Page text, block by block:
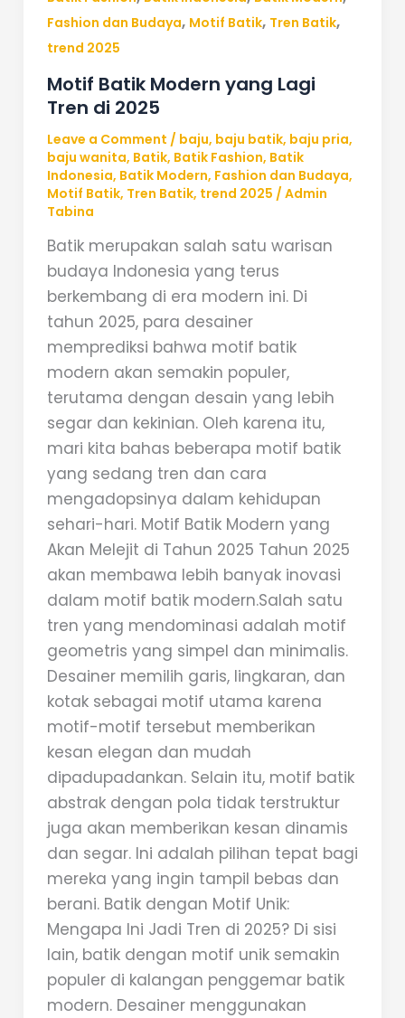
Fashion dan Budaya, Motif Batik, Tren Batik,
trend 2025
Motif Batik Modern yang Lagi
Tren di 2025
Leave a Comment / baju, baju batik, baju pria,
baju wanita, Batik, Batik Fashion, Batik
Indonesia, Batik Modern, Fashion dan Budaya,
Motif Batik, Tren Batik, trend 2025 /Admin
Tabina
Batik merupakan salah satu warisan
budaya Indonesia yang terus
berkembang di era modern ini. Di
tahun 2025, para desainer
memprediksi bahwa motif batik
modern akan semakin populer,
terutama dengan desain yang lebih
segar dan kekinian. Oleh karena itu,
mari kita bahas beberapa motif batik
yang sedang tren dan cara
mengadopsinya dalam kehidupan
sehari-hari. Motif Batik Modern yang
Akan Melejit di Tahun 2025 Tahun 2025
akan membawa lebih banyak inovasi
dalam motif batik modern.Salah satu
tren yang mendominasi adalah motif
geometris yang simpel dan minimalis.
Desainer memilih garis, lingkaran, dan
kotak sebagai motif utama karena
motif-motif tersebut memberikan
kesan elegan dan mudah
dipadupadankan. Selain itu, motif batik
abstrak dengan pola tidak terstruktur
juga akan memberikan kesan dinamis
dan segar. Ini adalah pilihan tepat bagi
mereka yang ingin tampil bebas dan
berani. Batik dengan Motif Unik:
Mengapa Ini Jadi Tren di 2025? Di sisi
lain, batik dengan motif unik semakin
populer di kalangan penggemar batik
modern. Desainer menggunakan